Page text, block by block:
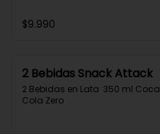
$9.990
2 Bebidas Snack Attack
2 Bebidas en Lata  350 ml Coca
Cola Zero